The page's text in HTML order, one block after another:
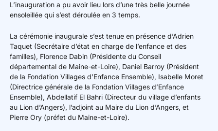
L’inauguration a pu avoir lieu lors d’une très belle journée
ensoleillée qui s’est déroulée en 3 temps.
La cérémonie inaugurale s’est tenue en présence d’Adrien
Taquet (Secrétaire d’état en charge de l’enfance et des
familles), Florence Dabin (Présidente du Conseil
départemental de Maine-et-Loire), Daniel Barroy (Président
de la Fondation Villages d’Enfance Ensemble), Isabelle Moret
(Directrice générale de la Fondation Villages d’Enfance
Ensemble), Abdellatif El Bahri (Directeur du village d’enfants
au Lion d’Angers), l’adjoint au Maire du Lion d’Angers, et
Pierre Ory (préfet du Maine-et-Loire).